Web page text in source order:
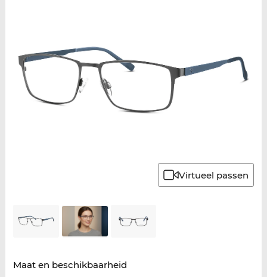
Virtueel passen
Maat en beschikbaarheid